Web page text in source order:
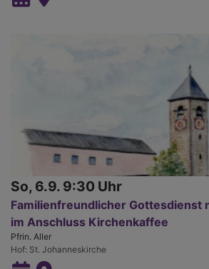
So, 6.9. 9:30 Uhr
Familienfreundlicher Gottesdienst
im Anschluss Kirchenkaffee
Pfrin. Aller
Hof St. Johanneskirche